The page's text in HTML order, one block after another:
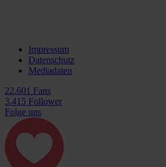
Impressum
Datenschutz
Mediadaten
22.601 Fans
3.415 Follower
Folge uns